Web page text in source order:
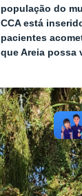
população do
CCA está
pacientes
que Areia possa